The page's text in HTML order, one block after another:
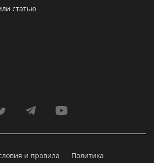
статью
и правила
Политика